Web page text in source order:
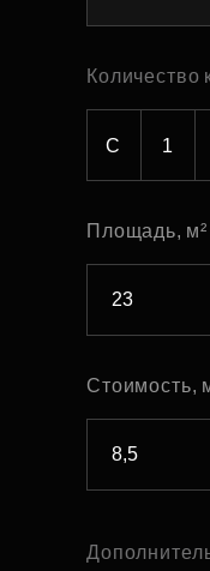
Количество
С 1
Площадь, м²
Стоимость,